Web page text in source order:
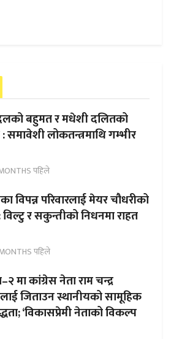
बहुमत र मधेशी दलितको
: समावेशी लोकतन्त्रमाथि गम्भीर
पहिले
विपन्न परिवारलाई मेयर चौधरीको
र सकुन्तीको निधनमा राहत
पहिले
मा कांग्रेस नेता राम चन्द्र
जिताउन स्थानीयको सामूहिक
‘विकासप्रेमी नेताको विकल्प